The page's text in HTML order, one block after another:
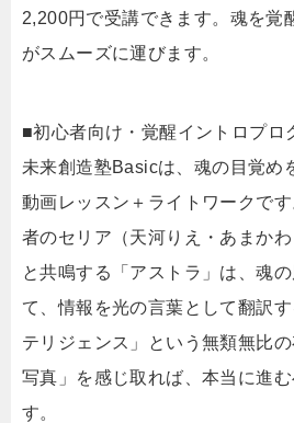
2,200円で受講できます。魂を覚
がスムーズに運びます。
■初心者向け・覚醒イントロプロ
未来創造塾Basicは、魂の目覚め
動画レッスン＋ライトワークで
者のセリア（天河りえ・あまかわ
と共鳴する「アストラ」は、魂
て、情報を光の言葉として翻訳
テリジェンス」という無類無比
写真」を感じ取れば、本当に進
す。